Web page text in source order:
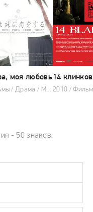
моя любовь
2007 / Фильмы / Драма / Мелодрама
14 клинков
- 50 знаков.